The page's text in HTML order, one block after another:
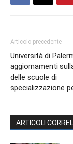
Articolo precedente
Università di
aggiornamenti
delle scuole di
specializzazione
ARTICOLI